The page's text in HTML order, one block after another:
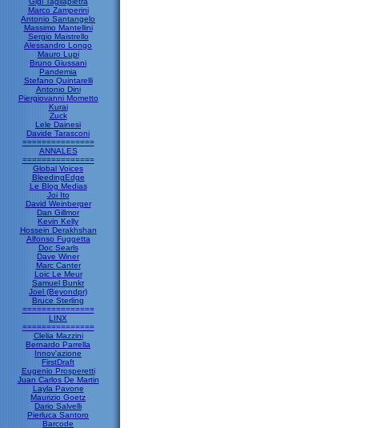
Marco Zamperini
Antonio Santangelo
Massimo Mantellini
Sergio Maistrello
Alessandro Longo
Mauro Lupi
Bruno Giussani
Pandemia
Stefano Quintarelli
Antonio Dini
Piergiovanni Mometto
Kurai
Zuck
Lele Dainesi
Davide Tarasconi
===============
ANNALES
===============
Global Voices
BleedingEdge
Le Blog Medias
Joi Ito
David Weinberger
Dan Gillmor
Kevin Kelly
Hossein Derakhshan
Alfonso Fuggetta
Doc Searls
Dave Winer
Marc Canter
Loic Le Meur
Samuel Bunkr
Joel (Beyondpr)
Bruce Sterling
===============
LINX
===============
Clelia Mazzini
Bernardo Parrella
Innov'azione
FirstDraft
Eugenio Prosperetti
Juan Carlos De Martin
Layla Pavone
Maurizio Goetz
Dario Salvelli
Pierluca Santoro
Barcode